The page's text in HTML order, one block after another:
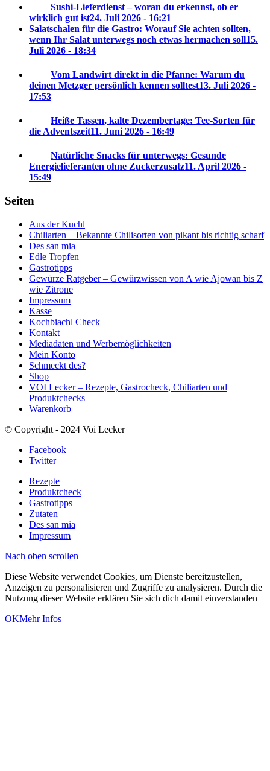
Sushi-Lieferdienst – woran du erkennst, ob er
wirklich gut ist24. Juli 2026 - 16:21
Salatschalen für die Gastro: Worauf Sie achten sollten,
wenn Ihr Salat unterwegs noch etwas hermachen soll15.
Juli 2026 - 18:34
Vom Landwirt direkt in die Pfanne: Warum du
deinen Metzger persönlich kennen solltest13. Juli 2026 -
17:53
Heiße Tassen, kalte Dezembertage: Tee-Sorten für
die Adventszeit11. Juni 2026 - 16:49
Natürliche Snacks für unterwegs: Gesunde
Energielieferanten ohne Zuckerzusatz11. April 2026 -
15:49
Seiten
Aus der Kuchl
Chiliarten – Bekannte Chilisorten von pikant bis richtig scharf
Des san mia
Edle Tropfen
Gastrotipps
Gewürze Ratgeber – Gewürzwissen von A wie Ajowan bis Z
wie Zitrone
Impressum
Kasse
Kochbiachl Check
Kontakt
Mediadaten und Werbemöglichkeiten
Mein Konto
Schmeckt des?
Shop
VOI Lecker – Rezepte, Gastrocheck, Chiliarten und
Produktchecks
Warenkorb
© Copyright - 2024 Voi Lecker
Facebook
Twitter
Rezepte
Produktcheck
Gastrotipps
Zutaten
Des san mia
Impressum
Nach oben scrollen
Diese Website verwendet Cookies, um Dienste bereitzustellen,
Anzeigen zu personalisieren und Zugriffe zu analysieren. Durch die
Nutzung dieser Website erklären Sie sich dich damit einverstanden
OKMehr Infos